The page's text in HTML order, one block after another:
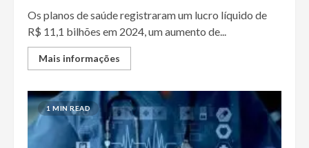
Os planos de saúde registraram um lucro líquido de
R$ 11,1 bilhões em 2024, um aumento de...
Mais informações
1 MIN READ